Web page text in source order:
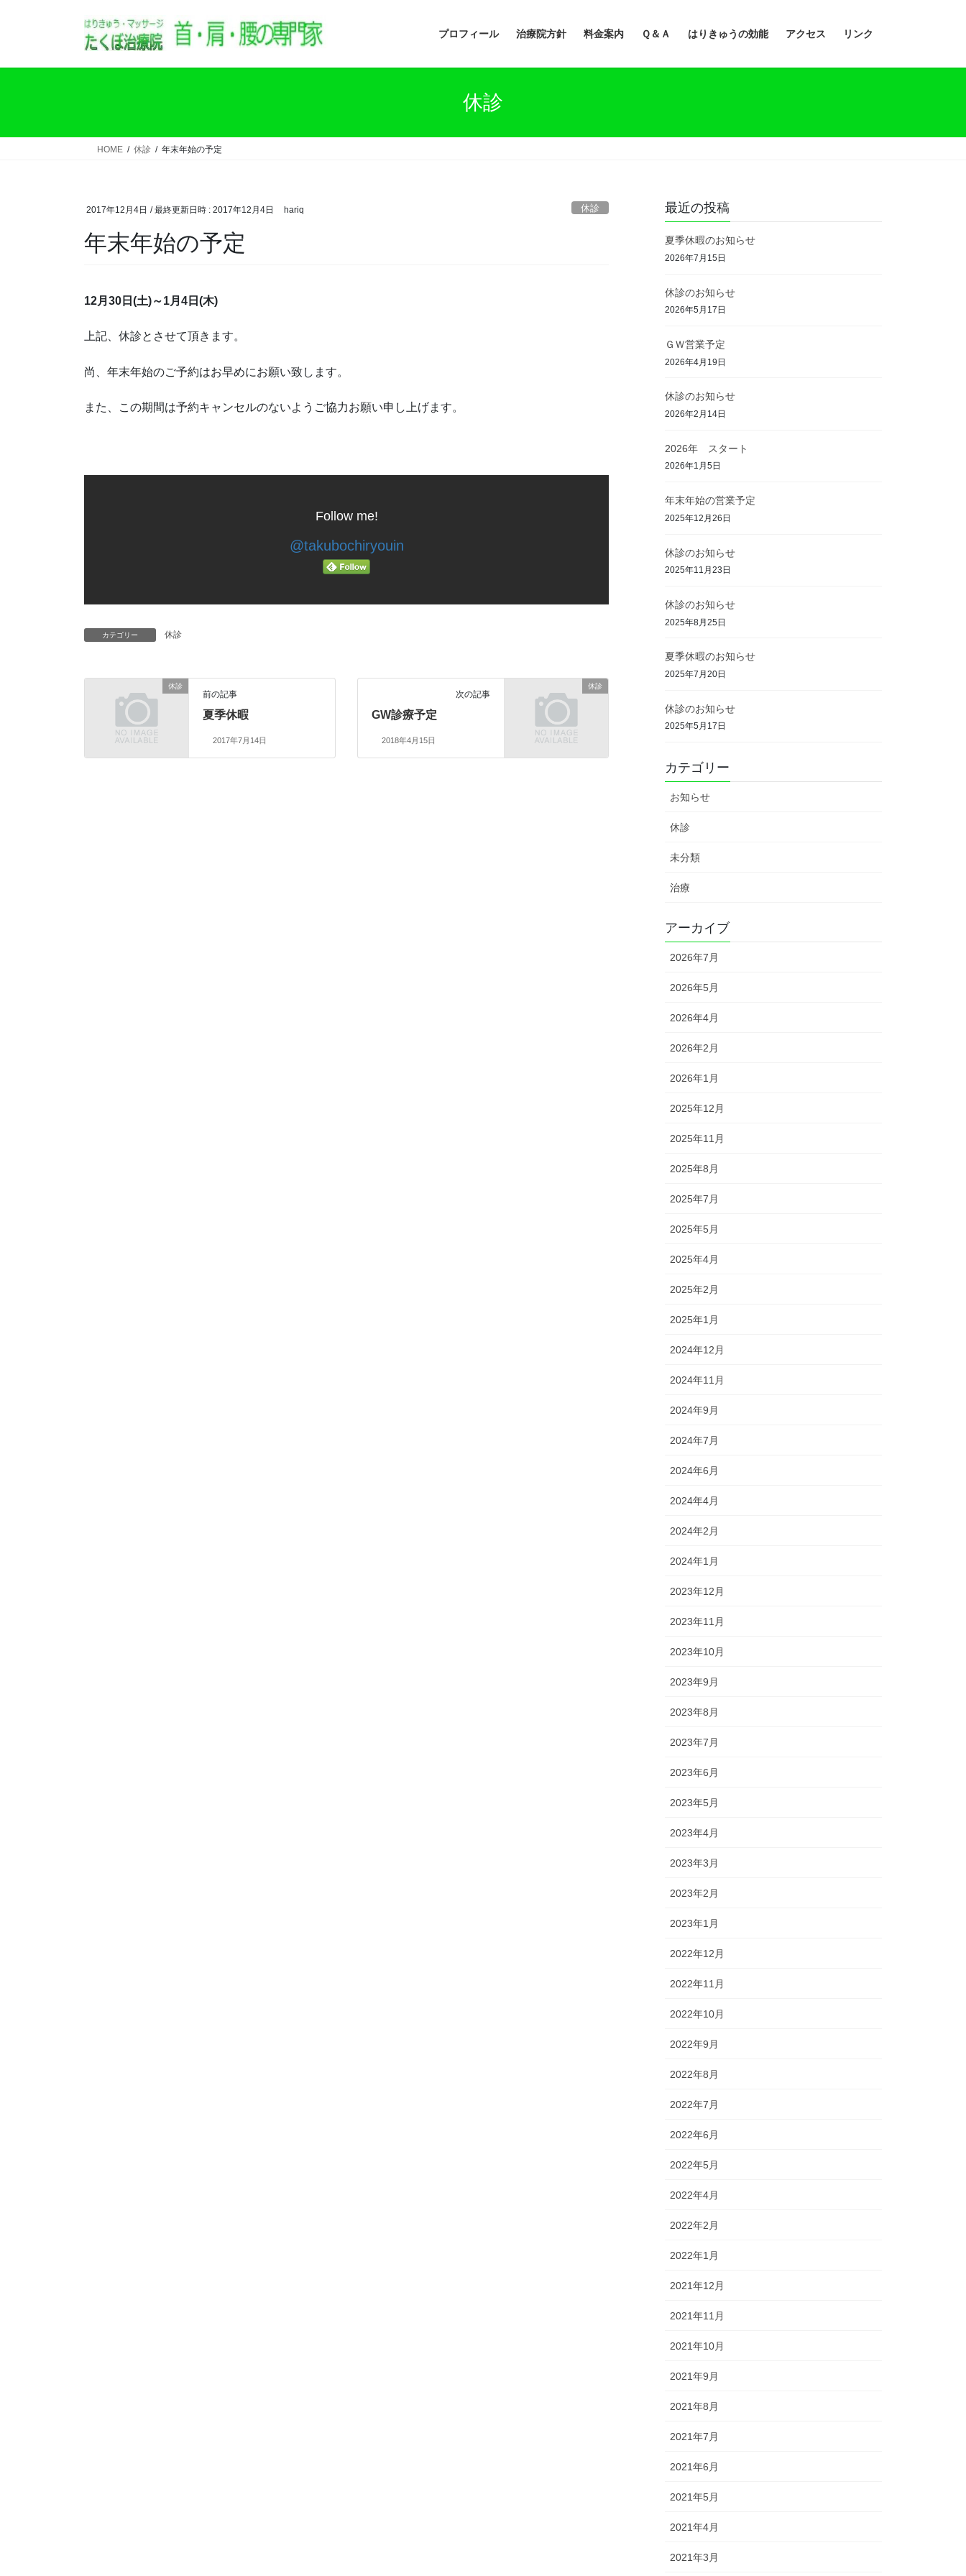
プロフィール 治療院方針 料金案内 Ｑ＆Ａ はりきゅうの効能 アクセス リンク
休診
HOME 休診 年末年始の予定
2017年12月4日 / 最終更新日時 : 2017年12月4日 hariq 休診
年末年始の予定
12月30日(土)～1月4日(木)
上記、休診とさせて頂きます。
尚、年末年始のご予約はお早めにお願い致します。
また、この期間は予約キャンセルのないようご協力お願い申し上げます。
Follow me!
@takubochiryouin
カテゴリー 休診
休診
前の記事
夏季休暇
2017年7月14日
休診
次の記事
GW診療予定
2018年4月15日
最近の投稿
夏季休暇のお知らせ
2026年7月15日
休診のお知らせ
2026年5月17日
ＧＷ営業予定
2026年4月19日
休診のお知らせ
2026年2月14日
2026年 スタート
2026年1月5日
年末年始の営業予定
2025年12月26日
休診のお知らせ
2025年11月23日
休診のお知らせ
2025年8月25日
夏季休暇のお知らせ
2025年7月20日
休診のお知らせ
2025年5月17日
カテゴリー
お知らせ
休診
未分類
治療
アーカイブ
2026年7月
2026年5月
2026年4月
2026年2月
2026年1月
2025年12月
2025年11月
2025年8月
2025年7月
2025年5月
2025年4月
2025年2月
2025年1月
2024年12月
2024年11月
2024年9月
2024年7月
2024年6月
2024年4月
2024年2月
2024年1月
2023年12月
2023年11月
2023年10月
2023年9月
2023年8月
2023年7月
2023年6月
2023年5月
2023年4月
2023年3月
2023年2月
2023年1月
2022年12月
2022年11月
2022年10月
2022年9月
2022年8月
2022年7月
2022年6月
2022年5月
2022年4月
2022年2月
2022年1月
2021年12月
2021年11月
2021年10月
2021年9月
2021年8月
2021年7月
2021年6月
2021年5月
2021年4月
2021年3月